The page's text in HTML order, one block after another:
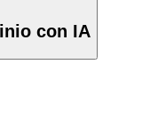
con IA